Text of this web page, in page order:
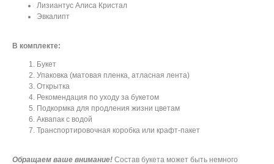
Лизиантус Алиса Кристал
Эвкалипт
В комплекте:
Букет
Упаковка (матовая пленка, атласная лента)
Открытка
Рекомендация по уходу за букетом
Подкормка для продления жизни цветам
Аквапак с водой
Транспортировочная коробка или крафт-пакет
Обращаем ваше внимание! Состав букета может быть немного